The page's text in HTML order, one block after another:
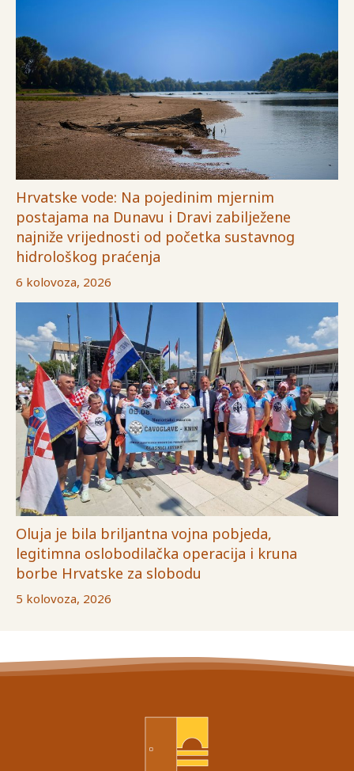
Hrvatske vode: Na pojedinim mjernim
postajama na Dunavu i Dravi zabilježene
najniže vrijednosti od početka sustavnog
hidrološkog praćenja
6 kolovoza, 2026
Oluja je bila briljantna vojna pobjeda,
legitimna oslobodilačka operacija i kruna
borbe Hrvatske za slobodu
5 kolovoza, 2026